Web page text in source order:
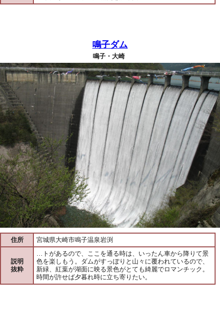
鳴子ダム
鳴子・大崎
住所 宮城県大崎市鳴子温泉岩渕
説明
抜粋
…トがあるので、ここを通る時は、いったん車から降りて景
色を楽しもう。ダムがすっぽりと山々に覆われているので、
新緑、紅葉が湖面に映る景色がとても綺麗でロマンチック。
時間が許せば夕暮れ時に立ち寄りたい。